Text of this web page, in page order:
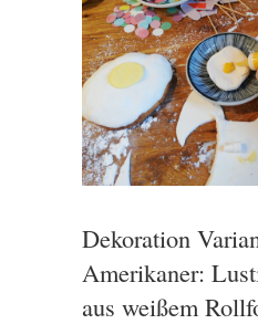
Dekoration
Amerikaner:
aus weißem